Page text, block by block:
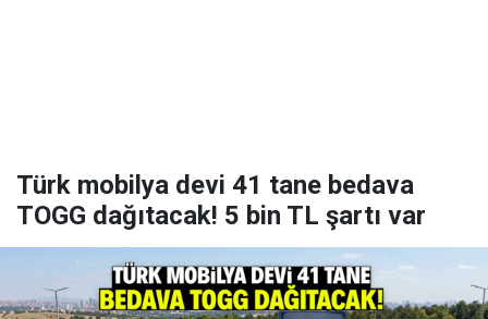
Türk mobilya devi 41 tane bedava
TOGG dağıtacak! 5 bin TL şartı var